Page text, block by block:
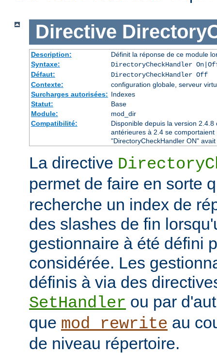
Directive
Description:
Définit la réponse de ce module
Syntaxe:
DirectoryCheckHandler
Défaut:
DirectoryCheckHandler Off
Contexte:
configuration globale, serveur
Surcharges autorisées: Indexes
Statut:
Base
Module:
mod_dir
Compatibilité:
Disponible depuis la version
antérieures à 2.4 se
"DirectoryCheckHandler ON"
La directive
permet de faire en sorte
recherche un index de
des slashes de fin
gestionnaire à été défini
considérée. Les
définis à via des
SetHandler ou par
que mod_rewrite au
de niveau répertoire.